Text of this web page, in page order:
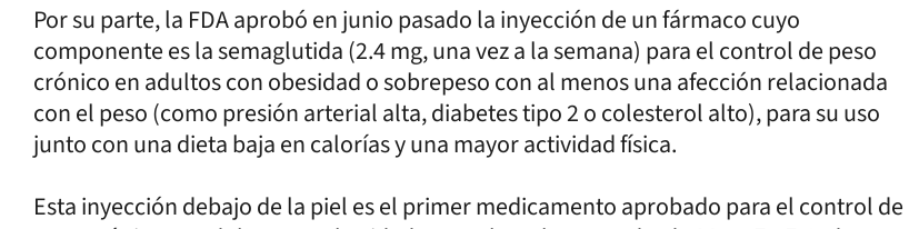
Por su parte, la FDA aprobó en junio pasado la inyección de un fármaco cuyo
componente es la semaglutida (2.4 mg, una vez a la semana) para el control de peso
crónico en adultos con obesidad o sobrepeso con al menos una afección relacionada
con el peso (como presión arterial alta, diabetes tipo 2 o colesterol alto), para su uso
junto con una dieta baja en calorías y una mayor actividad física.
Esta inyección debajo de la piel es el primer medicamento aprobado para el control de